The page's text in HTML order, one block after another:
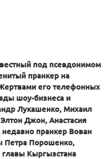
под псевдонимом
пранкер на
его телефонных
шоу-бизнеса и
Лукашенко, Михаил
Джон, Анастасия
пранкер Вован
Петра Порошенко,
Кыргызстана